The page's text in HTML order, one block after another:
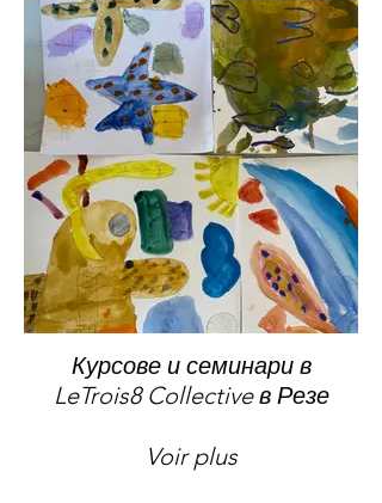
Курсове и семинари в
LeTrois8 Collective в Резе
Voir plus